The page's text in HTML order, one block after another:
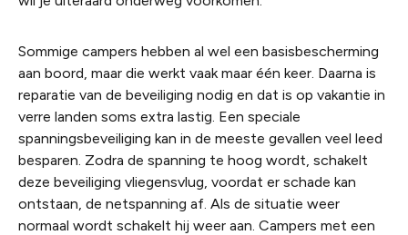
Sommige campers hebben al wel een basisbescherming
aan boord, maar die werkt vaak maar één keer. Daarna is
reparatie van de beveiliging nodig en dat is op vakantie in
verre landen soms extra lastig. Een speciale
spanningsbeveiliging kan in de meeste gevallen veel leed
besparen. Zodra de spanning te hoog wordt, schakelt
deze beveiliging vliegensvlug, voordat er schade kan
ontstaan, de netspanning af. Als de situatie weer
normaal wordt schakelt hij weer aan. Campers met een